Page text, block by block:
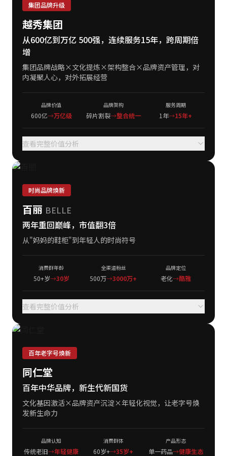
集团品牌升级
越秀集团
从600亿到万亿 500强，连续服务15年，跨周期倍
增
集团品牌战略×文化提炼×架构整合×品牌资产管理，对
内凝聚人心，对外拓展经营
品牌价值
600亿→万亿级
品牌架构
碎片割裂→整合统一
服务周期
1年→15年+
查看完整价值分析
时尚品牌焕新
百丽 BELLE
两年重回巅峰，市值翻3倍
从"妈妈的鞋柜"到年轻人的时尚符号
消费群年龄
50+岁→30岁
全渠道粉丝
500万→3000万+
品牌定位
老化→酷雅
查看完整价值分析
百年老字号焕新
同仁堂
百年中华品牌，新生代新国货
文化基因激活×品牌资产沉淀×年轻化视觉，让老字号焕
发新生命力
品牌认知
传统老旧→年轻健康
消费群体
60岁+→35岁+
产品形态
单一药品→健康生态